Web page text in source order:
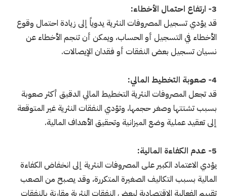
3- ارتفاع احتمال الأخطاء:
قد يؤدي تسجيل المصروفات النثرية يدوياً إلى زيادة احتمال وقوع
الأخطاء في التسجيل أو الحساب، ويمكن أن تنجم الأخطاء عن
نسيان تسجيل بعض النفقات أو فقدان الإيصالات.
4- صعوبة التخطيط المالي:
قد تجعل المصروفات النثرية التخطيط المالي الدقيق أكثر صعوبة
بسبب تشتتها وصغر حجمها، وتؤدي النفقات النثرية غير المتوقعة
إلى تعقيد عملية وضع الميزانية وتحقيق الأهداف المالية.
5- عدم الكفاءة المالية:
يؤدي الاعتماد الكبير على المصروفات النثرية إلى انخفاض الكفاءة
المالية بسبب التكاليف الصغيرة المتكررة، وقد يصبح من الصعب
تقييم الفعالية الاقتصادية لبعض النفقات النثرية مقارنة بالنفقات